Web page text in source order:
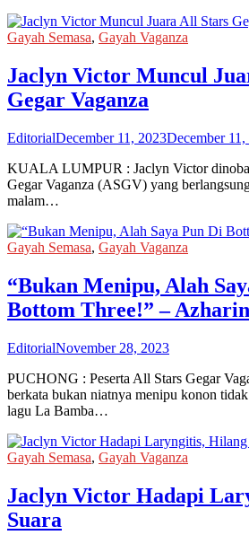
Gayah Semasa, Gayah Vaganza
Jaclyn Victor Muncul
Gegar Vaganza
EditorialDecember 11, 2023December 11,
KUALA LUMPUR : Jaclyn Victor
Gegar Vaganza (ASGV) yang
malam…
Gayah Semasa, Gayah Vaganza
“Bukan Menipu, Alah
Bottom Three!” –
EditorialNovember 28, 2023
PUCHONG : Peserta All Stars Gegar
berkata bukan niatnya menipu konon
lagu La Bamba…
Gayah Semasa, Gayah Vaganza
Jaclyn Victor Hadapi
Suara